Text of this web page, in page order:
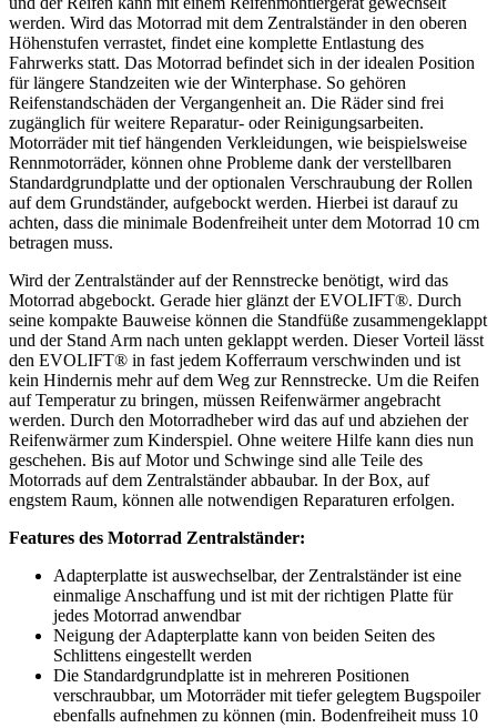
werden. Wird das Motorrad mit dem Zentralständer in den oberen
Höhenstufen verrastet, findet eine komplette Entlastung des
Fahrwerks statt. Das Motorrad befindet sich in der idealen Position
für längere Standzeiten wie der Winterphase. So gehören
Reifenstandschäden der Vergangenheit an. Die Räder sind frei
zugänglich für weitere Reparatur- oder Reinigungsarbeiten.
Motorräder mit tief hängenden Verkleidungen, wie beispielsweise
Rennmotorräder, können ohne Probleme dank der verstellbaren
Standardgrundplatte und der optionalen Verschraubung der Rollen
auf dem Grundständer, aufgebockt werden. Hierbei ist darauf zu
achten, dass die minimale Bodenfreiheit unter dem Motorrad 10 cm
betragen muss.
Wird der Zentralständer auf der Rennstrecke benötigt, wird das
Motorrad abgebockt. Gerade hier glänzt der EVOLIFT®. Durch
seine kompakte Bauweise können die Standfüße zusammengeklappt
und der Stand Arm nach unten geklappt werden. Dieser Vorteil lässt
den EVOLIFT® in fast jedem Kofferraum verschwinden und ist
kein Hindernis mehr auf dem Weg zur Rennstrecke. Um die Reifen
auf Temperatur zu bringen, müssen Reifenwärmer angebracht
werden. Durch den Motorradheber wird das auf und abziehen der
Reifenwärmer zum Kinderspiel. Ohne weitere Hilfe kann dies nun
geschehen. Bis auf Motor und Schwinge sind alle Teile des
Motorrads auf dem Zentralständer abbaubar. In der Box, auf
engstem Raum, können alle notwendigen Reparaturen erfolgen.
Features des Motorrad Zentralständer:
Adapterplatte ist auswechselbar, der Zentralständer ist eine
einmalige Anschaffung und ist mit der richtigen Platte für
jedes Motorrad anwendbar
Neigung der Adapterplatte kann von beiden Seiten des
Schlittens eingestellt werden
Die Standardgrundplatte ist in mehreren Positionen
verschraubbar, um Motorräder mit tiefer gelegtem Bugspoiler
ebenfalls aufnehmen zu können (min. Bodenfreiheit muss 10